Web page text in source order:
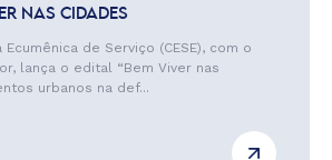
NAS CIDADES
de Serviço (CESE), com o
lança o edital “Bem Viver nas
urbanos na def...